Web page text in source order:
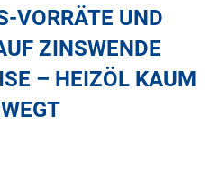
VORRÄTE UND
ZINSWENDE
– HEIZÖL KAUM